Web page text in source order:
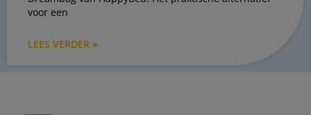
voor een
LEES VERDER »